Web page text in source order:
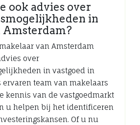
ook advies over
in
Amsterdam?
van Amsterdam
over
in vastgoed in
ervaren team van makelaars
kennis van de vastgoedmarkt
u helpen bij het identificeren
Of u nu